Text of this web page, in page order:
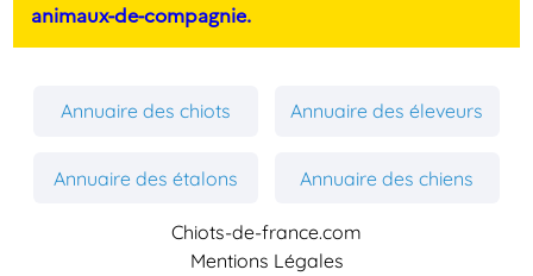
animaux-de-compagnie.
Annuaire des chiots Annuaire des éleveurs
Annuaire des étalons Annuaire des chiens
Chiots-de-france.com
Mentions Légales